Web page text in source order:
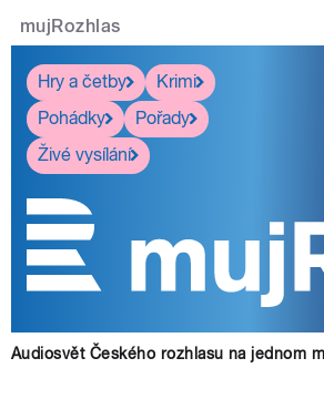
mujRozhlas
Hry a četby
Krimi
Pohádky
Pořady
Živé vysílání
Audiosvět Českého rozhlasu na jednom